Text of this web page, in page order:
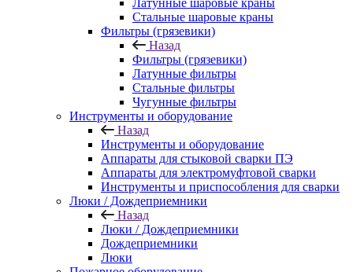
Латунные шаровые краны
Стальные шаровые краны
Фильтры (грязевики)
Назад
Фильтры (грязевики)
Латунные фильтры
Стальные фильтры
Чугунные фильтры
Инструменты и оборудование
Назад
Инструменты и оборудование
Аппараты для стыковой сварки ПЭ
Аппараты для электромуфтовой сварки
Инструменты и приспособления для сварки
Люки / Дождеприемники
Назад
Люки / Дождеприемники
Дождеприемники
Люки